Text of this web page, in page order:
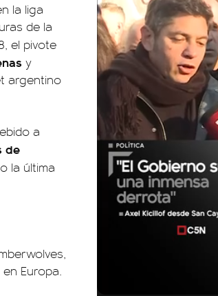
la liga
de la
el pivote
y
argentino
a
de
la última
Europa.